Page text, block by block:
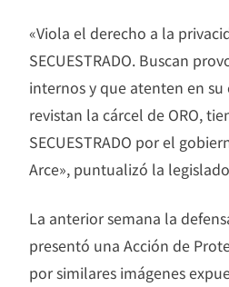
«Viola el derecho a la
SECUESTRADO. Buscan
internos y que atenten en
revistan la cárcel de ORO,
SECUESTRADO por el
Arce», puntualizó la
La anterior semana la
presentó una Acción de
por similares imágenes